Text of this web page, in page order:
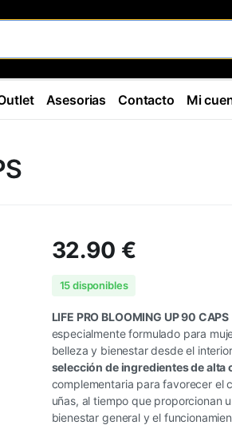
Asesorias Contacto Mi
32.90 €
15 disponibles
LIFE PRO BLOOMING UP 90 CAPS
especialmente formulado para
belleza y bienestar desde el
selección de ingredientes de alta
complementaria para favorecer el
uñas, al tiempo que proporcionan
bienestar general y el